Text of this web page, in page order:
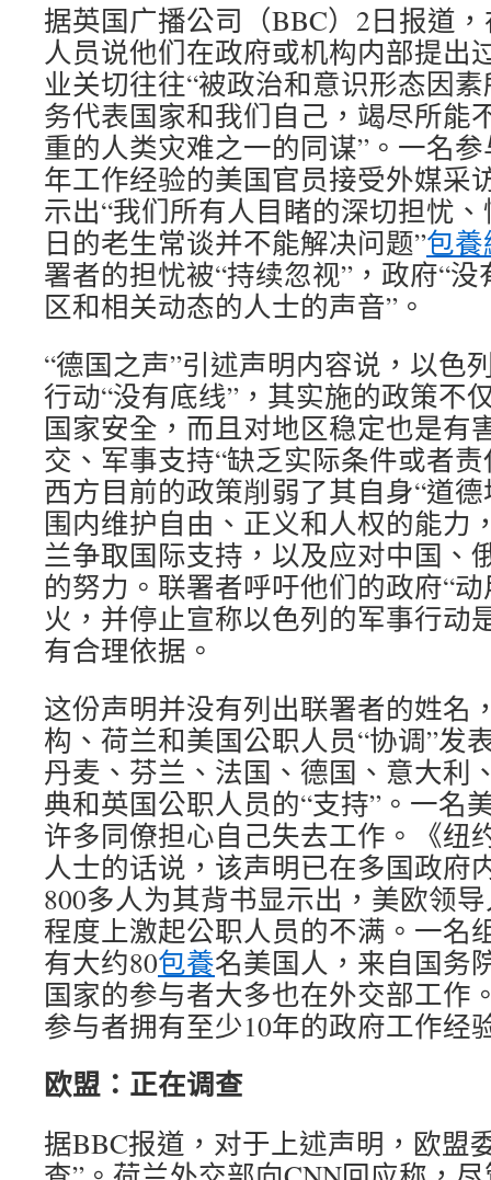
据英国广播公司（BBC）2日报道
人员说他们在政府或机构内部提出
业关切往往“被政治和意识形态因
务代表国家和我们自己，竭尽所能
重的人类灾难之一的同谋”。一名
年工作经验的美国官员接受外媒采
示出“我们所有人目睹的深切担忧
日的老生常谈并不能解决问题”包養
署者的担忧被“持续忽视”，政府“
区和相关动态的人士的声音”。
“德国之声”引述声明内容说，以色
行动“没有底线”，其实施的政策不
国家安全，而且对地区稳定也是有
交、军事支持“缺乏实际条件或者
西方目前的政策削弱了其自身“道
围内维护自由、正义和人权的能力
兰争取国际支持，以及应对中国、
的努力。联署者呼吁他们的政府“
火，并停止宣称以色列的军事行动
有合理依据。
这份声明并没有列出联署者的姓名
构、荷兰和美国公职人员“协调”发
丹麦、芬兰、法国、德国、意大利
典和英国公职人员的“支持”。一名
许多同僚担心自己失去工作。《纽
人士的话说，该声明已在多国政府
800多人为其背书显示出，美欧领
程度上激起公职人员的不满。一名
有大约80包養名美国人，来自国务
国家的参与者大多也在外交部工作
参与者拥有至少10年的政府工作经
欧盟：正在调查
据BBC报道，对于上述声明，欧盟